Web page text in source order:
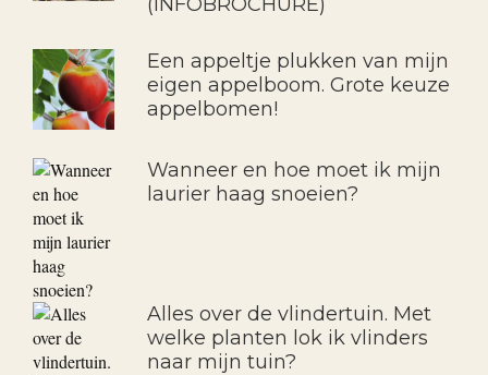
Een appeltje plukken van mijn
eigen appelboom. Grote keuze
appelbomen!
Wanneer en hoe moet ik mijn
laurier haag snoeien?
Alles over de vlindertuin. Met
welke planten lok ik vlinders
naar mijn tuin?